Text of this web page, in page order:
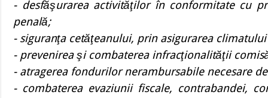
- desfăşurarea activităţilor în conformitate cu
penală;
- siguranţa cetăţeanului, prin asigurarea
- prevenirea şi combaterea infracţionalităţii
- atragerea fondurilor nerambursabile necesare
- combaterea evaziunii fiscale, contrabandei,